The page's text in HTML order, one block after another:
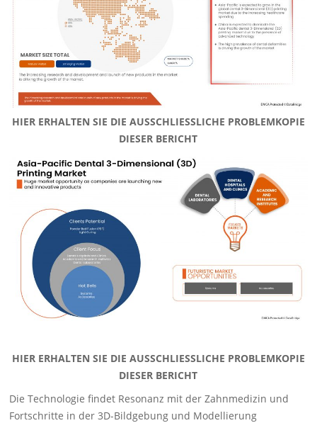
HIER ERHALTEN SIE DIE AUSSCHLIESSLICHE PROBLEMKOPIE
DIESER BERICHT
HIER ERHALTEN SIE DIE AUSSCHLIESSLICHE PROBLEMKOPIE
DIESER BERICHT
Die Technologie findet Resonanz mit der Zahnmedizin und
Fortschritte in der 3D-Bildgebung und Modellierung